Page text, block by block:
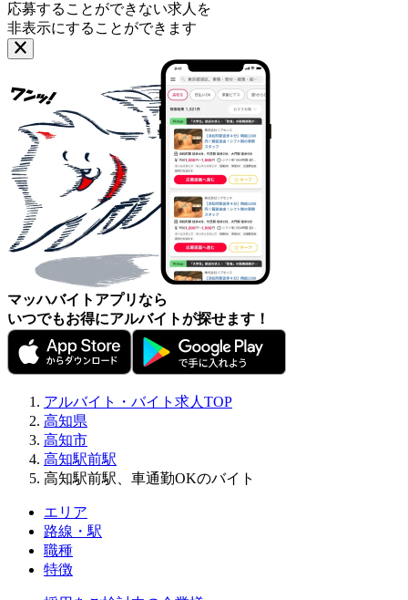
応募することができない求人を
非表示にすることができます
マッハバイトアプリなら
いつでもお得にアルバイトが探せます！
アルバイト・バイト求人TOP
高知県
高知市
高知駅前駅
高知駅前駅、車通勤OKのバイト
エリア
路線・駅
職種
特徴